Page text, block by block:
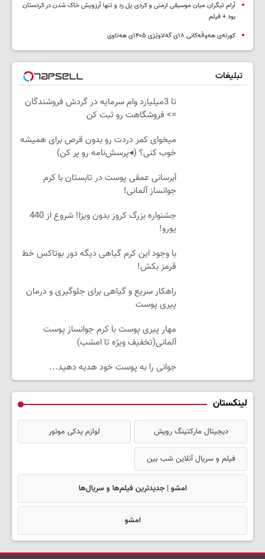
آرام تیگران میان موسیقی ارمنی و کردی پل زد و تنها آرزویش خاک شدن در کردستان
بود + فیلم
کورتەی هەواڵەکانی ۱۸ی گەلاوێژی ۱۴۰۵ی هەتاوی
تبلیغات
تا 3میلیارد وام سرمایه در گردش فروشندگان
=> فروشگاهت رو ثبت کن
میخوای کمر دردت رو بدون قرص برای همیشه
خوب کنی؟ (◂پرسش‌نامه رو پر کن)
آبرسانی عمقی پوست در تابستان با کرم
جوانساز آلمانی!
جشنواره بزرگ کروز بدون ویزا! شروع از 440
یورو!
با وجود این کرم گیاهی دیگه دور بوتاکس خط
قرمز بکش!
راهکار سریع و گیاهی برای جلوگیری و درمان
پیری پوست
مهار پیری پوست با کرم جوانساز پوست
آلمانی(تخفیف ویژه تا امشب)
جوانی را به پوست خود هدیه دهید...
لینکستان
دیجیتال مارکتینگ رویش لوازم یدکی موتور
فیلم و سریال آنلاین شب بین
امشو | جدیدترین فیلم‌ها و سریال‌ها
امشو